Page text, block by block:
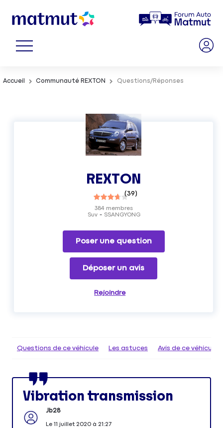
Accueil Communauté REXTON Questions/Réponses
REXTON
(39)
Suv SSANGYONG
384membres
Poser une question
Déposer un avis
Rejoindre
Questions de ce véhicule Les astuces Avis de ce véhicule
Vibration transmission
Jb28
Le 11 juillet 2020à 21:27